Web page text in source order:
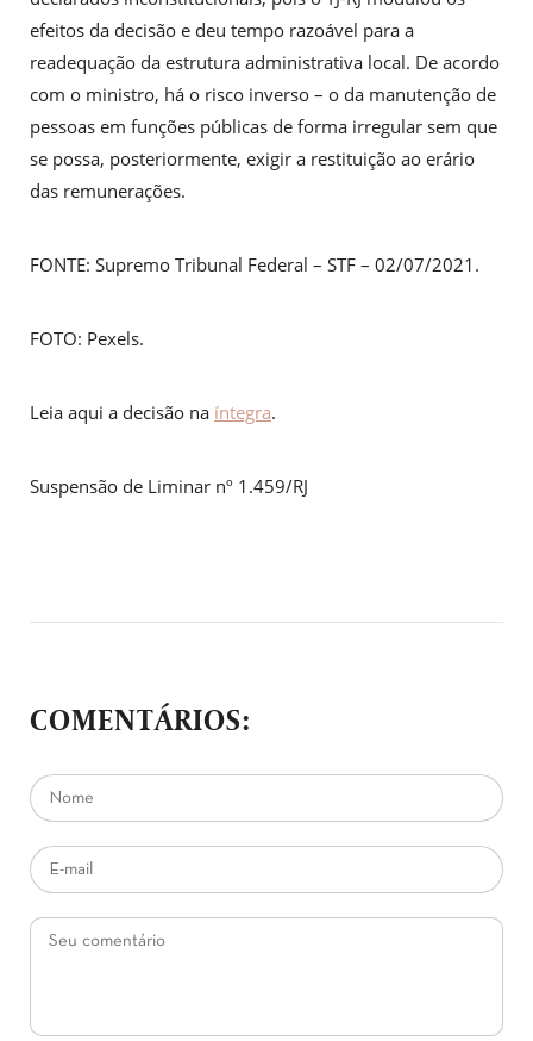
efeitos da decisão e deu tempo razoável para a
readequação da estrutura administrativa local. De acordo
com o ministro, há o risco inverso – o da manutenção de
pessoas em funções públicas de forma irregular sem que
se possa, posteriormente, exigir a restituição ao erário
das remunerações.
FONTE: Supremo Tribunal Federal – STF – 02/07/2021.
FOTO: Pexels.
Leia aqui a decisão na íntegra.
Suspensão de Liminar nº 1.459/RJ
COMENTÁRIOS: